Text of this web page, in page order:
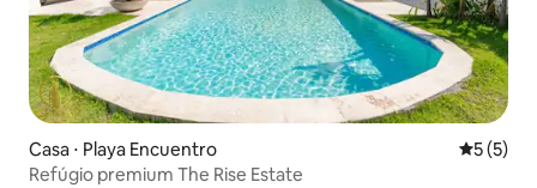
Casa ⋅ Playa Encuentro 5 de
5 (5)
Refúgio premium The Rise Estate